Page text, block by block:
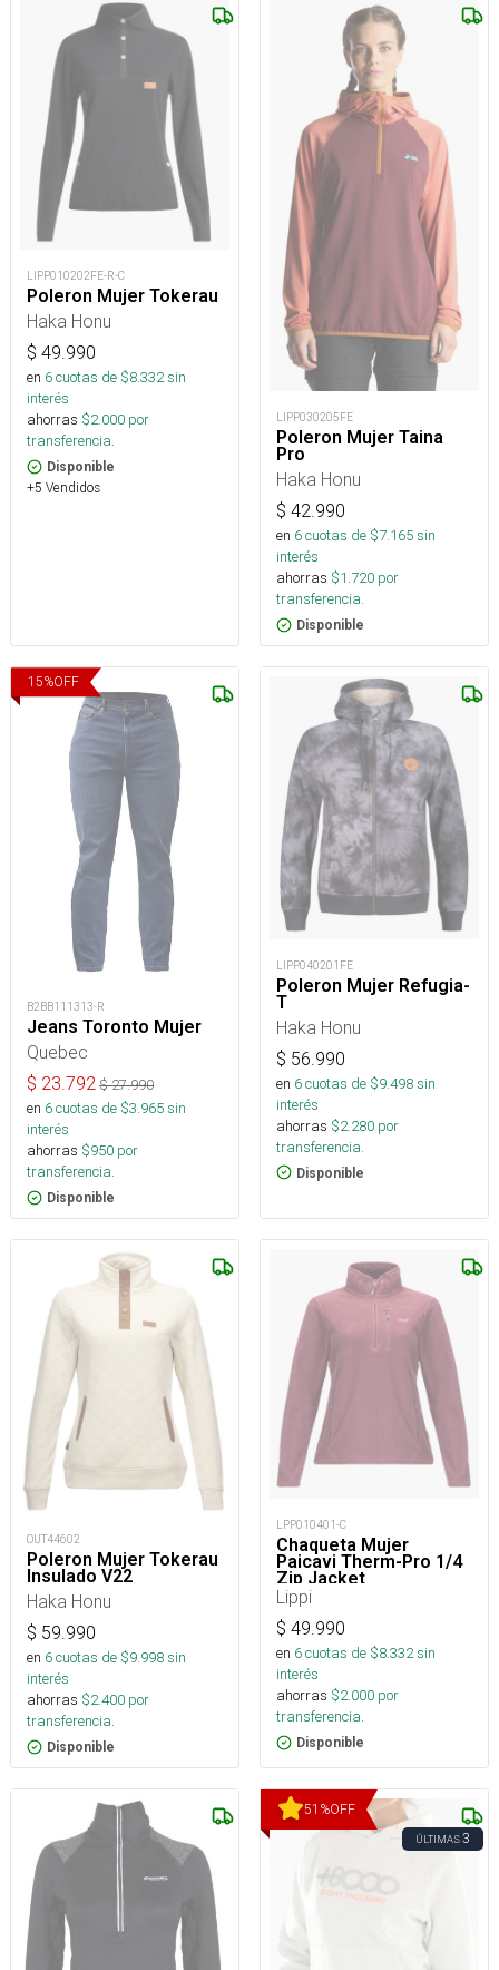
LIPP010202FE-R-C
Poleron Mujer Tokerau
Haka Honu
$ 49.990
en 6cuotas de $8.332sin
interés
ahorras $2.000 por
transferencia.
Disponible
+5 Vendidos
LIPP030205FE
Poleron Mujer Taina
Pro
Haka Honu
$ 42.990
en 6cuotas de $7.165sin
interés
ahorras $1.720 por
transferencia.
Disponible
15%OFF
B2BB111313-R
Jeans Toronto Mujer
Quebec
$ 23.792 $27.990
en 6cuotas de $3.965sin
interés
ahorras $950 por
transferencia.
Disponible
LIPP040201FE
Poleron Mujer Refugia-
T
Haka Honu
$ 56.990
en 6cuotas de $9.498sin
interés
ahorras $2.280 por
transferencia.
Disponible
OUT44602
Poleron Mujer Tokerau
Insulado V22
Haka Honu
$ 59.990
en 6cuotas de $9.998sin
interés
ahorras $2.400 por
transferencia.
Disponible
LPP010401-C
Chaqueta Mujer
Paicavi Therm-Pro 1/4
Zip Jacket
Lippi
$ 49.990
en 6cuotas de $8.332sin
interés
ahorras $2.000 por
transferencia.
Disponible
51 %OFF
ÚLTIMAS3